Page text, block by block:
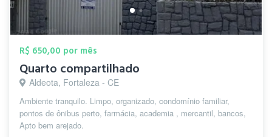
R$ 650,00 por mês
Quarto compartilhado
Aldeota, Fortaleza - CE
Ambiente tranquilo. Limpo, organizado, condomínio familiar,
pontos de ônibus perto, farmácia, academia , mercantil, bancos,
Apto bem arejado.